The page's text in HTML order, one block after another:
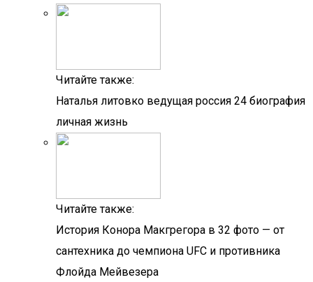
Читайте также:
Наталья литовко ведущая россия 24 биография
личная жизнь
Читайте также:
История Конора Макгрегора в 32 фото — от
сантехника до чемпиона UFC и противника
Флойда Мейвезера